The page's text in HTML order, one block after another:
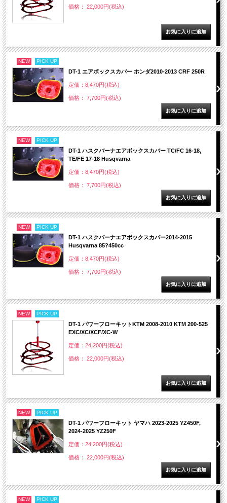
価格： 22,000円(税込)
NEW PICK UP
DT-1 エアボックスカバー ホンダ2010-2013 CRF 250R
定価：8,470円(税込)
価格： 7,700円(税込)
NEW PICK UP
DT-1 ハスクバーナエアボックスカバー TC/FC 16-18,
TE/FE 17-18 Husqvarna
定価：8,470円(税込)
価格： 7,700円(税込)
NEW PICK UP
DT-1 ハスクバーナエアボックスカバー2014-2015
Husqvarna 85?450cc
定価：8,470円(税込)
価格： 7,700円(税込)
NEW PICK UP
DT-1 パワーフローキットKTM 2008-2010 KTM 200-525
EXC/XC/XCF/XC-W
定価：24,200円(税込)
価格： 22,000円(税込)
NEW PICK UP
DT-1 パワーフローキット ヤマハ 2023-2025 YZ450F,
2024-2025 YZ250F
定価：24,200円(税込)
価格： 22,000円(税込)
NEW PICK UP